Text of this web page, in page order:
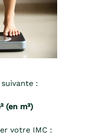
:
(en m²)
votre IMC :